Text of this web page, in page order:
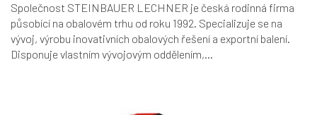
Společnost STEINBAUER LECHNER je česká rodinná firma
působící na obalovém trhu od roku 1992. Specializuje se na
vývoj, výrobu inovativních obalových řešení a exportní balení.
Disponuje vlastním vývojovým oddělením,...